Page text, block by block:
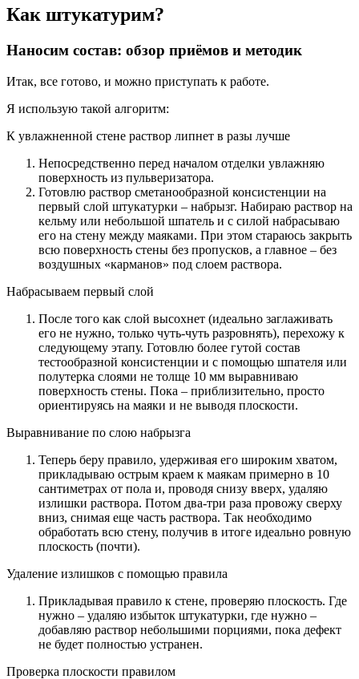
Как штукатурим?
Наносим состав: обзор приёмов и методик
Итак, все готово, и можно приступать к работе.
Я использую такой алгоритм:
К увлажненной стене раствор липнет в разы лучше
Непосредственно перед началом отделки увлажняю
поверхность из пульверизатора.
Готовлю раствор сметанообразной консистенции на
первый слой штукатурки – набрызг. Набираю раствор на
кельму или небольшой шпатель и с силой набрасываю
его на стену между маяками. При этом стараюсь закрыть
всю поверхность стены без пропусков, а главное – без
воздушных «карманов» под слоем раствора.
Набрасываем первый слой
После того как слой высохнет (идеально заглаживать
его не нужно, только чуть-чуть разровнять), перехожу к
следующему этапу. Готовлю более гутой состав
тестообразной консистенции и с помощью шпателя или
полутерка слоями не толще 10 мм выравниваю
поверхность стены. Пока – приблизительно, просто
ориентируясь на маяки и не выводя плоскости.
Выравнивание по слою набрызга
Теперь беру правило, удерживая его широким хватом,
прикладываю острым краем к маякам примерно в 10
сантиметрах от пола и, проводя снизу вверх, удаляю
излишки раствора. Потом два-три раза провожу сверху
вниз, снимая еще часть раствора. Так необходимо
обработать всю стену, получив в итоге идеально ровную
плоскость (почти).
Удаление излишков с помощью правила
Прикладывая правило к стене, проверяю плоскость. Где
нужно – удаляю избыток штукатурки, где нужно –
добавляю раствор небольшими порциями, пока дефект
не будет полностью устранен.
Проверка плоскости правилом